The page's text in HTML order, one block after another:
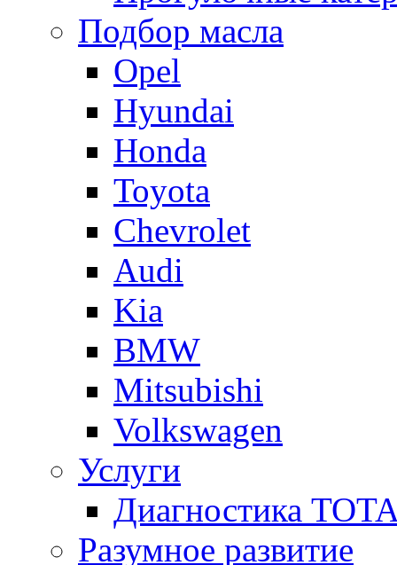
Подбор масла
Opel
Hyundai
Honda
Toyota
Chevrolet
Audi
Kia
BMW
Mitsubishi
Volkswagen
Услуги
Диагностика
Разумное развитие